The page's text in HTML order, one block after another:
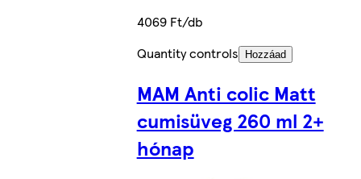
4069 Ft/db
Quantity controls
Hozzáad
MAM Anti colic Matt
cumisüveg 260 ml 2+
hónap